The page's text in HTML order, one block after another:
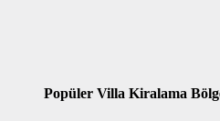
Popüler Villa Kiralama